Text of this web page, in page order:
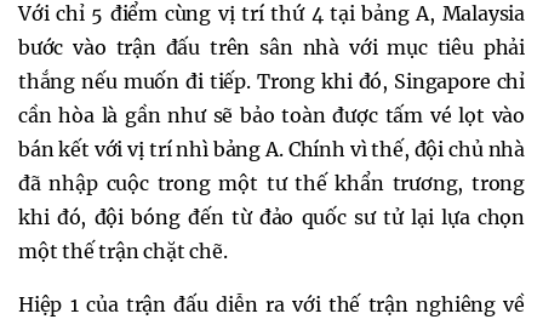
Với chỉ 5 điểm cùng vị trí thứ 4 tại bảng A, Malaysia
bước vào trận đấu trên sân nhà với mục tiêu phải
thắng nếu muốn đi tiếp. Trong khi đó, Singapore chỉ
cần hòa là gần như sẽ bảo toàn được tấm vé lọt vào
bán kết với vị trí nhì bảng A. Chính vì thế, đội chủ nhà
đã nhập cuộc trong một tư thế khẩn trương, trong
khi đó, đội bóng đến từ đảo quốc sư tử lại lựa chọn
một thế trận chặt chẽ.
Hiệp 1 của trận đấu diễn ra với thế trận nghiêng về